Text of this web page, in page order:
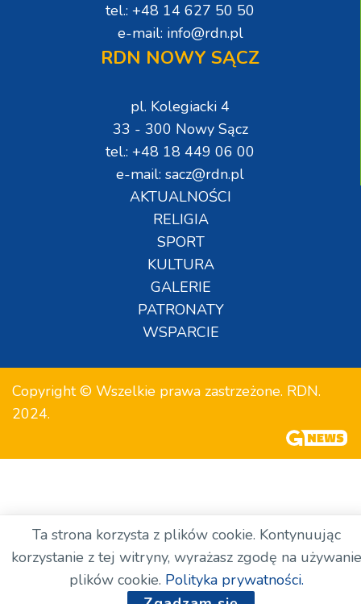
tel.: +48 14 627 50 50
e-mail: info@rdn.pl
RDN NOWY SĄCZ
pl. Kolegiacki 4
33 - 300 Nowy Sącz
tel.: +48 18 449 06 00
e-mail: sacz@rdn.pl
AKTUALNOŚCI
RELIGIA
SPORT
KULTURA
GALERIE
PATRONATY
WSPARCIE
Copyright © Wszelkie prawa zastrzeżone. RDN.
2024.
Ta strona korzysta z plików cookie. Kontynuując
korzystanie z tej witryny, wyrażasz zgodę na używanie
plików cookie. Polityka prywatności.